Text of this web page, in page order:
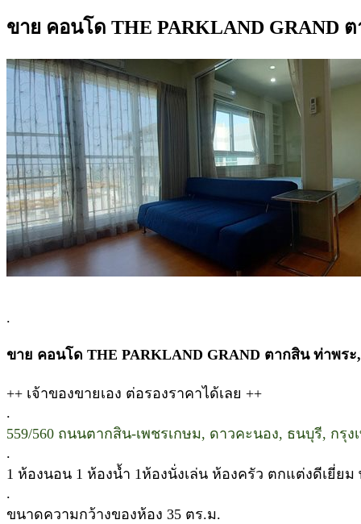
ขาย คอนโด THE PARKLAND GRAND ต
.
ขาย คอนโด THE PARKLAND GRAND ตากสิน ท่าพระ
++ เจ้าของขายเอง ต่อรองราคาได้เลย ++
.
559/560 ถนนตากสิน-เพชรเกษม, ดาวคะนอง, ธนบุรี, กรุง
.
1 ห้องนอน 1 ห้องน้ำ 1ห้องนั่งเล่น ห้องครัว ตกแต่งดีเยี่ยม
.
ขนาดความกว้างของห้อง 35 ตร.ม.